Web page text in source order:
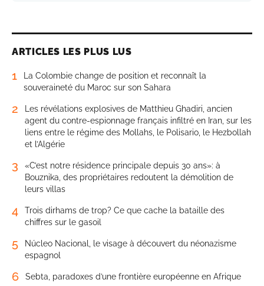
ARTICLES LES PLUS LUS
1
La Colombie change de position et reconnaît la
souveraineté du Maroc sur son Sahara
2
Les révélations explosives de Matthieu Ghadiri, ancien
agent du contre-espionnage français infiltré en Iran, sur les
liens entre le régime des Mollahs, le Polisario, le Hezbollah
et l’Algérie
3
«C’est notre résidence principale depuis 30 ans»: à
Bouznika, des propriétaires redoutent la démolition de
leurs villas
4
Trois dirhams de trop? Ce que cache la bataille des
chiffres sur le gasoil
5
Núcleo Nacional, le visage à découvert du néonazisme
espagnol
6 Sebta, paradoxes d’une frontière européenne en Afrique